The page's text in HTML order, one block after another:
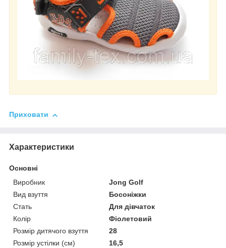
Приховати
Характеристики
Основні
Виробник
Jong Golf
Вид взуття
Босоніжки
Стать
Для дівчаток
Колір
Фіолетовий
Розмір дитячого взуття
28
Розмір устілки (см)
16,5